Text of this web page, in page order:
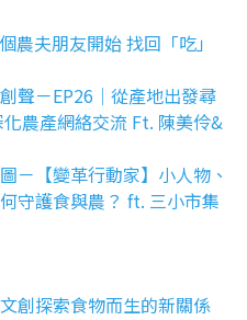
農夫朋友開始 找回「吃」
聲－EP26｜從產地出發尋
農產網絡交流 Ft. 陳美伶&
－【變革行動家】 小人物、
守護食與農？ ft. 三小市集
創探索食物而生的新關係